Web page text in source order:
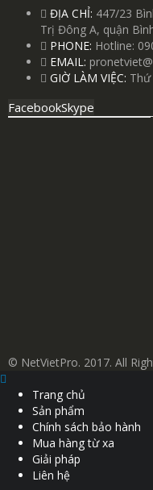
ĐỊA CHỈ: 447/23
Trị Đông A, quận
PHONE: Hotline:
EMAIL:
GIỜ LÀM VIỆC:
FacebookSkype
© NetVietPro. 2017. All
Trang chủ
Sản phẩm
Chính sách bảo hành
Mua hàng từ xa
Giải pháp
Liên hệ